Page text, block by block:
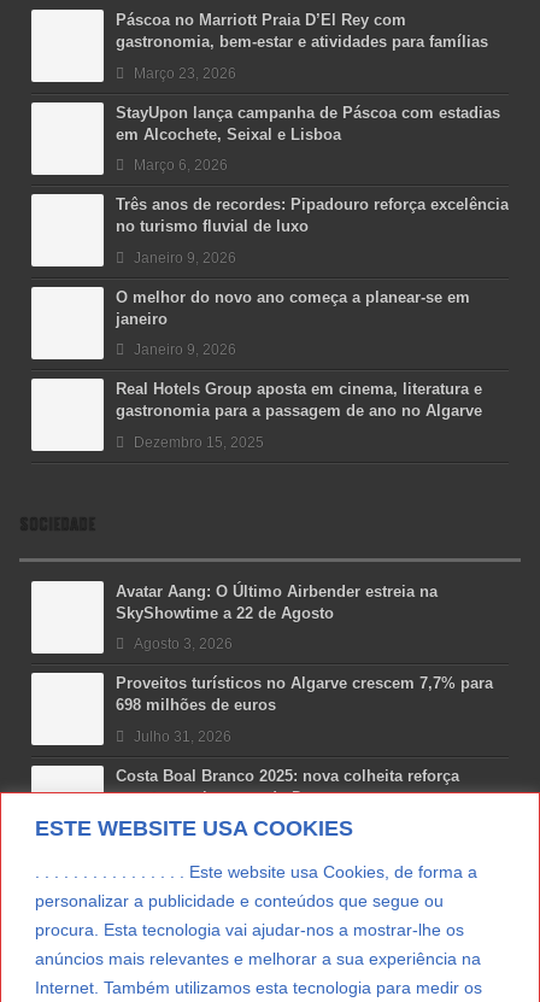
ESTE WEBSITE USA COOKIES
. . . . . . . . . . . . . . . . Este website usa Cookies, de forma a
personalizar a publicidade e conteúdos que segue ou
procura. Esta tecnologia vai ajudar-nos a mostrar-lhe os
anúncios mais relevantes e melhorar a sua experiência na
Internet. Também utilizamos esta tecnologia para medir os
Páscoa no Marriott Praia D’El Rey com
gastronomia, bem-estar e atividades para famílias
Março 23, 2026
StayUpon lança campanha de Páscoa com estadias
em Alcochete, Seixal e Lisboa
Março 6, 2026
Três anos de recordes: Pipadouro reforça excelência
no turismo fluvial de luxo
Janeiro 9, 2026
O melhor do novo ano começa a planear-se em
janeiro
Janeiro 9, 2026
Real Hotels Group aposta em cinema, literatura e
gastronomia para a passagem de ano no Algarve
Dezembro 15, 2025
SOCIEDADE
Avatar Aang: O Último Airbender estreia na
SkyShowtime a 22 de Agosto
Agosto 3, 2026
Proveitos turísticos no Algarve crescem 7,7% para
698 milhões de euros
Julho 31, 2026
Costa Boal Branco 2025: nova colheita reforça
aposta nos brancos do Douro
Julho 29, 2026
Novas 7 Maravilhas de Portugal: Setúbal recebe
Julho 29, 2026
Vitamina D: o paradoxo dos portugueses
Julho 24, 2026